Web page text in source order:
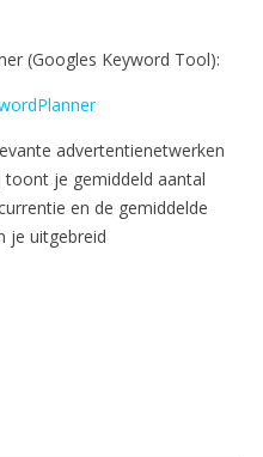
(Googles Keyword Tool):
advertentienetwerken
je gemiddeld aantal
en de gemiddelde
je uitgebreid